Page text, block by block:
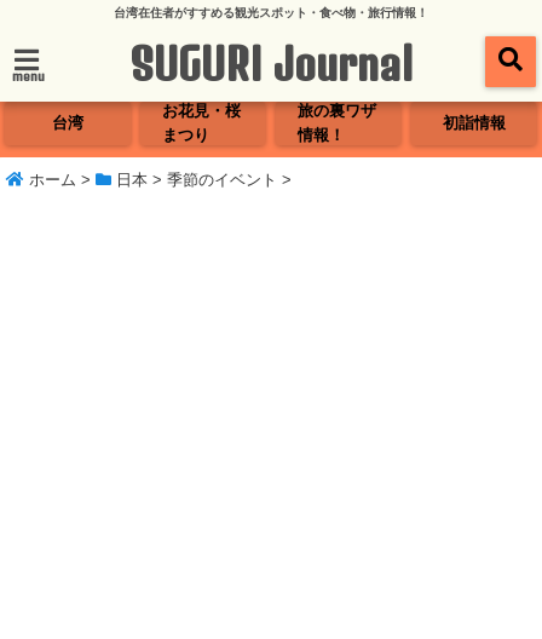
台湾在住者がすすめる観光スポット・食べ物・旅行情報！
menu SUGURI Journal
台湾
お花見・桜
まつり
旅の裏ワザ
情報！
初詣情報
ホーム > 日本 > 季節のイベント >